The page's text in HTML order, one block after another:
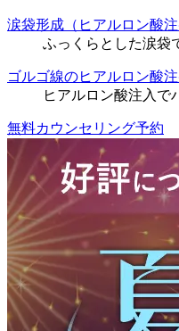
涙袋形成（ヒアルロン酸注
ふっくらとした涙袋
ゴルゴ線のヒアルロン酸
ヒアルロン酸注入で
無料カウンセリング予約